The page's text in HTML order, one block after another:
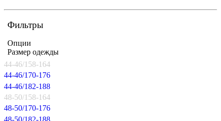
Фильтры
Опции
Размер одежды
44-46/158-164
44-46/170-176
44-46/182-188
48-50/158-164
48-50/170-176
48-50/182-188